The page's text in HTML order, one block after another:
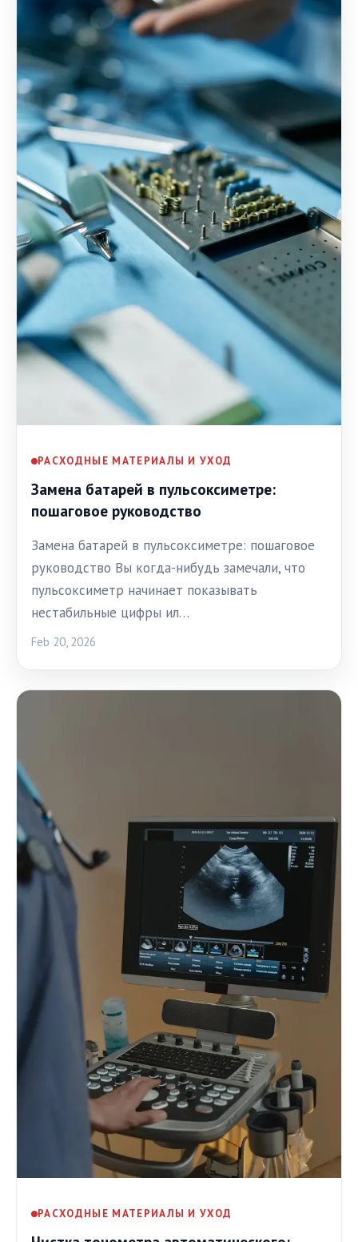
РАСХОДНЫЕ МАТЕРИАЛЫ И УХОД
Замена батарей в пульсоксиметре:
пошаговое руководство
Замена батарей в пульсоксиметре: пошаговое
руководство Вы когда-нибудь замечали, что
пульсоксиметр начинает показывать
нестабильные цифры ил…
Feb 20, 2026
РАСХОДНЫЕ МАТЕРИАЛЫ И УХОД